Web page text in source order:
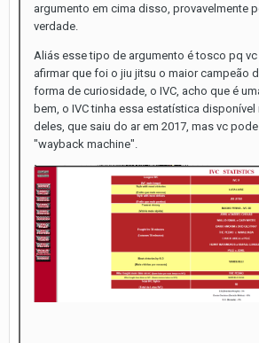
argumento em cima disso, provavelmente
verdade.
Aliás esse tipo de argumento é tosco pq
afirmar que foi o jiu jitsu o maior campeão
forma de curiosidade, o IVC, acho que é
bem, o IVC tinha essa estatística
deles, que saiu do ar em 2017, mas vc
"wayback machine".